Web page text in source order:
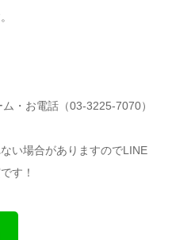
・お電話（03-3225-7070）
い場合がありますのでLINE
す！